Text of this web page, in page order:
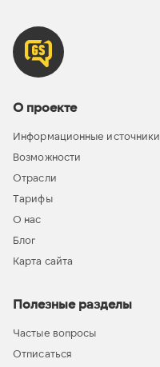
О проекте
Информационные источники
Возможности
Отрасли
Тарифы
О нас
Блог
Карта сайта
Полезные разделы
Частые вопросы
Отписаться